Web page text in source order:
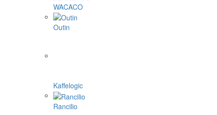
WACACO
Outin
Kaffelogic
Rancilio